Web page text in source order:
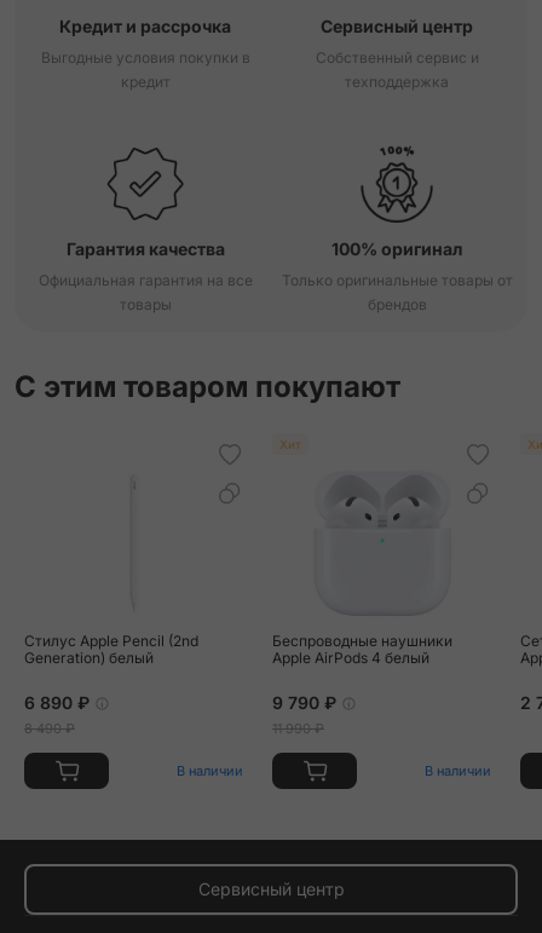
Кредит и рассрочка
Выгодные условия покупки в
кредит
Сервисный центр
Собственный сервис и
техподдержка
Гарантия качества
Официальная гарантия на все
товары
100% оригинал
Только оригинальные товары от
брендов
С этим товаром покупают
Стилус Apple Pencil (2nd
Generation) белый
6 890 ₽
8 490 ₽
В наличии
Хит
Беспроводные наушники
Apple AirPods 4 белый
9 790 ₽
11 990 ₽
В наличии
2
Сервисный центр